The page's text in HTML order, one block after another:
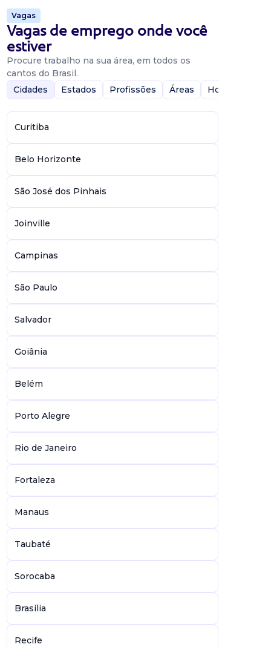
Vagas
Vagas de emprego onde você
estiver
Procure trabalho na sua área, em todos os
cantos do Brasil.
Cidades
Estados Profissões Áreas Home-Office
Curitiba
Belo Horizonte
São José dos Pinhais
Joinville
Campinas
São Paulo
Salvador
Goiânia
Belém
Porto Alegre
Rio de Janeiro
Fortaleza
Manaus
Taubaté
Sorocaba
Brasília
Recife